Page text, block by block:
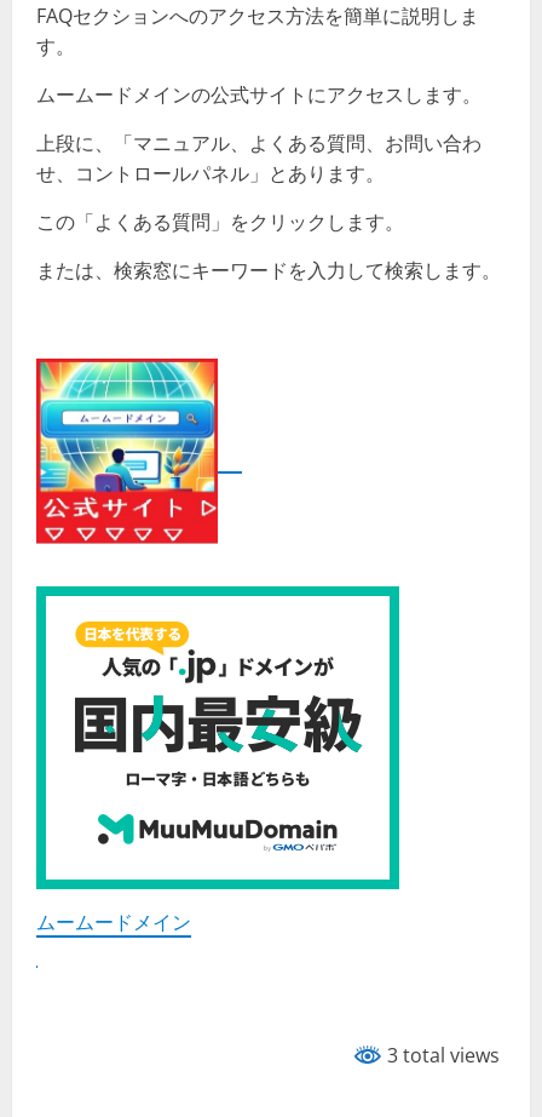
FAQセクションへのアクセス方法を簡単に説明しま
す。
ムームードメインの公式サイトにアクセスします。
上段に、「マニュアル、よくある質問、お問い合わ
せ、コントロールパネル」とあります。
この「よくある質問」をクリックします。
または、検索窓にキーワードを入力して検索します。
ムームードメイン
3 total views